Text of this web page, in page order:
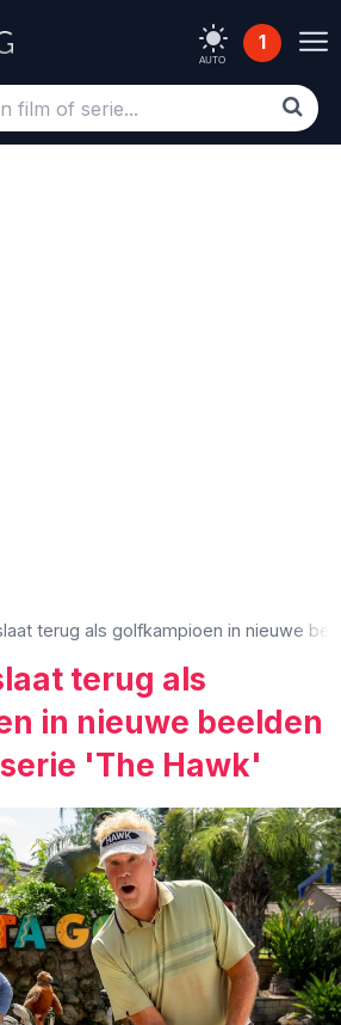
AUTO
1
terug als golfkampioen in nieuwe
terug als
in nieuwe beelden
'The Hawk'